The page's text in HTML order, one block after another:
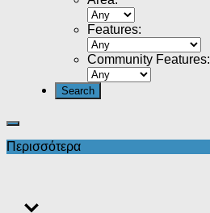
Features:
Community Features:
Περισσότερα